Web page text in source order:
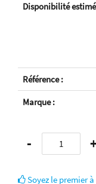
Disponibilité
Référence :
Marque :
- +
Soyez le premier